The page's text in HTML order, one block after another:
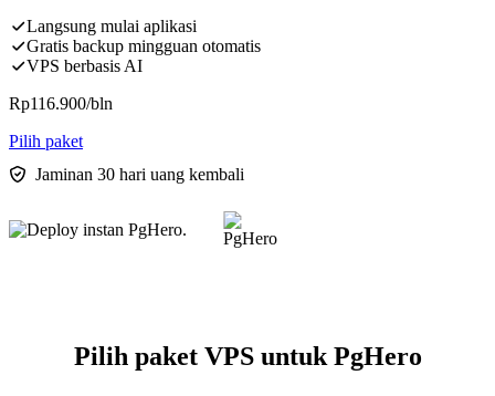
Langsung mulai aplikasi
Gratis backup mingguan otomatis
VPS berbasis AI
Rp116.900/bln
Pilih paket
Jaminan 30 hari uang kembali
Pilih paket VPS untuk PgHero